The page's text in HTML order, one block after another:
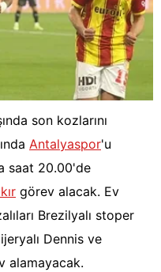
son kozlarını
Antalyaspor'u
saat 20.00'de
görev alacak. Ev
Brezilyalı stoper
Dennis ve
alamayacak.